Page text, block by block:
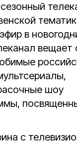
в
вещает
шоу
с